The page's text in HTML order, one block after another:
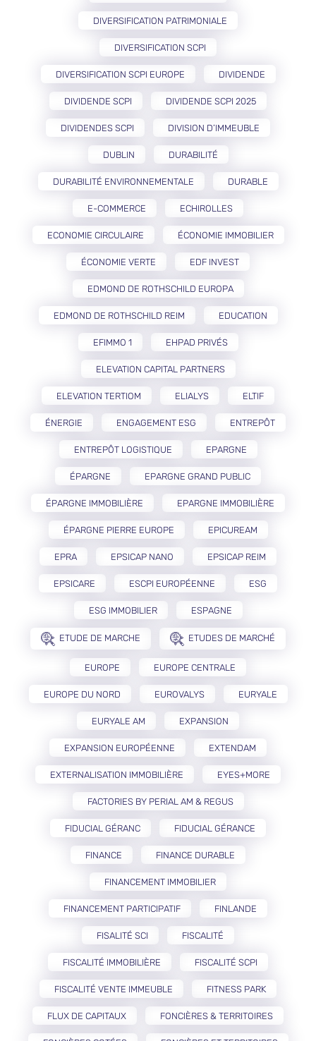
DIVERSIFICATION PATRIMONIALE
DIVERSIFICATION SCPI
DIVERSIFICATION SCPI EUROPE DIVIDENDE
DIVIDENDE SCPI DIVIDENDE SCPI 2025
DIVIDENDES SCPI DIVISION D’IMMEUBLE
DUBLIN DURABILITÉ
DURABILITÉ ENVIRONNEMENTALE DURABLE
E-COMMERCE ECHIROLLES
ECONOMIE CIRCULAIRE ÉCONOMIE IMMOBILIER
ÉCONOMIE VERTE EDF INVEST
EDMOND DE ROTHSCHILD EUROPA
EDMOND DE ROTHSCHILD REIM EDUCATION
EFIMMO 1 EHPAD PRIVÉS
ELEVATION CAPITAL PARTNERS
ELEVATION TERTIOM ELIALYS ELTIF
ÉNERGIE ENGAGEMENT ESG ENTREPÔT
ENTREPÔT LOGISTIQUE EPARGNE
ÉPARGNE EPARGNE GRAND PUBLIC
ÉPARGNE IMMOBILIÈRE EPARGNE IMMOBILIÈRE
ÉPARGNE PIERRE EUROPE EPICUREAM
EPRA EPSICAP NANO EPSICAP REIM
EPSICARE ESCPI EUROPÉENNE ESG
ESG IMMOBILIER ESPAGNE
ETUDE DE MARCHE ETUDES DE MARCHÉ
EUROPE EUROPE CENTRALE
EUROPE DU NORD EUROVALYS EURYALE
EURYALE AM EXPANSION
EXPANSION EUROPÉENNE EXTENDAM
EXTERNALISATION IMMOBILIÈRE EYES+MORE
FACTORIES BY PERIAL AM & REGUS
FIDUCIAL GÉRANC FIDUCIAL GÉRANCE
FINANCE FINANCE DURABLE
FINANCEMENT IMMOBILIER
FINANCEMENT PARTICIPATIF FINLANDE
FISALITÉ SCI FISCALITÉ
FISCALITÉ IMMOBILIÈRE FISCALITÉ SCPI
FISCALITÉ VENTE IMMEUBLE FITNESS PARK
FLUX DE CAPITAUX FONCIÈRES & TERRITOIRES